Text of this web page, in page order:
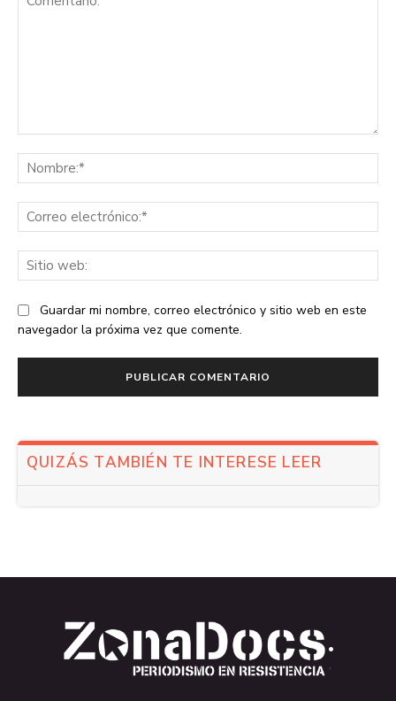
Guardar mi nombre, correo electrónico y sitio web en este
navegador la próxima vez que comente.
QUIZÁS TAMBIÉN TE INTERESE LEER
.
.